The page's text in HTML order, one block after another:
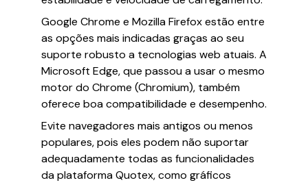
Google Chrome e Mozilla Firefox estão entre
as opções mais indicadas graças ao seu
suporte robusto a tecnologias web atuais. A
Microsoft Edge, que passou a usar o mesmo
motor do Chrome (Chromium), também
oferece boa compatibilidade e desempenho.
Evite navegadores mais antigos ou menos
populares, pois eles podem não suportar
adequadamente todas as funcionalidades
da plataforma Quotex, como gráficos